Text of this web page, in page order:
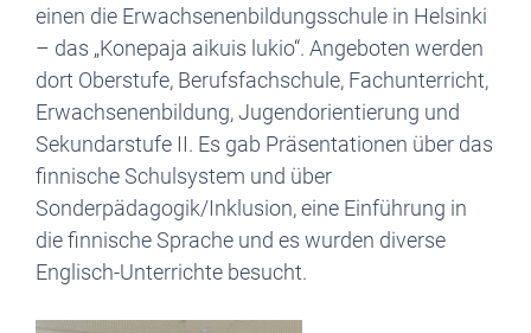
einen die Erwachsenenbildungsschule in Helsinki
– das „Konepaja aikuis lukio“. Angeboten werden
dort Oberstufe, Berufsfachschule, Fachunterricht,
Erwachsenenbildung, Jugendorientierung und
Sekundarstufe II. Es gab Präsentationen über das
finnische Schulsystem und über
Sonderpädagogik/Inklusion, eine Einführung in
die finnische Sprache und es wurden diverse
Englisch-Unterrichte besucht.